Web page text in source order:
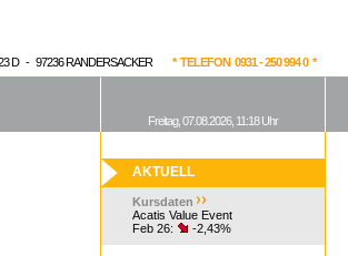
23 D - 97236 RANDERSACKER * TELEFON 0931 - 250 994 0 *
AKTUELL
Kursdaten
Acatis Value Event
Feb 26:
-2,43%
Freitag, 07.08.2026, 11:18 Uhr